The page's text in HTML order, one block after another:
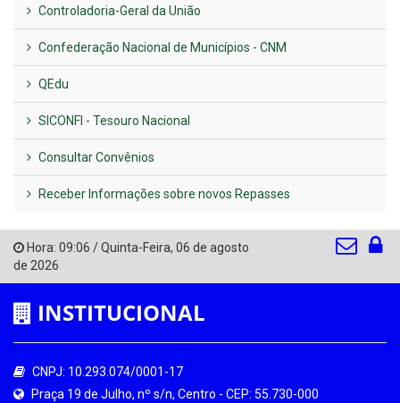
Controladoria-Geral da União
Confederação Nacional de Municípios - CNM
QEdu
SICONFI - Tesouro Nacional
Consultar Convênios
Receber Informações sobre novos Repasses
Hora: 09:06 /Quinta-Feira, 06 de agosto
de 2026
INSTITUCIONAL
CNPJ: 10.293.074/0001-17
Praça 19 de Julho, nº s/n, Centro - CEP: 55.730-000